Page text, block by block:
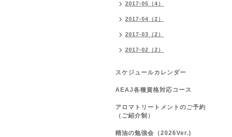
2017-05（4）
2017-04（2）
2017-03（2）
2017-02（2）
スケジュールカレンダー
AEAJ各種資格対応コース
アロマトリートメントのご予約
（ご紹介制）
精油の勉強会（2026Ver.)